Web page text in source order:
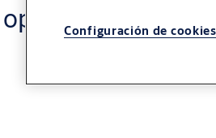
Configuración de cookies